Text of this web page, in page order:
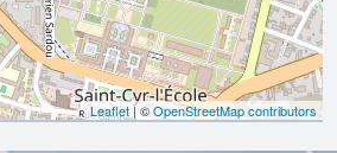
Leaflet| ©OpenStreetMap contributors